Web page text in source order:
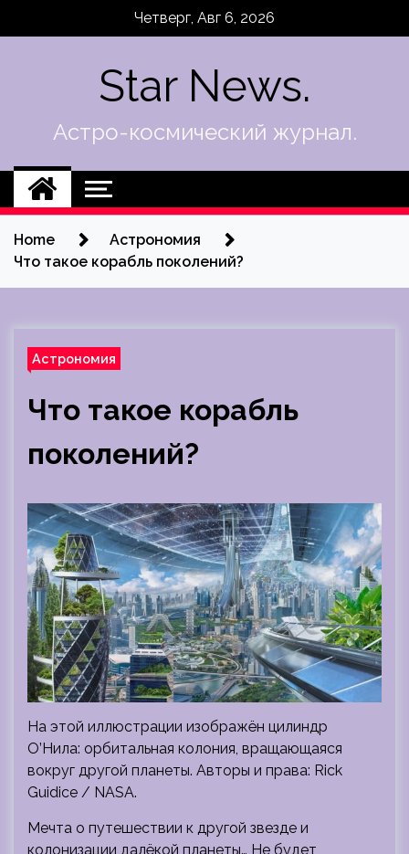
Четверг, Авг 6, 2026
Star News.
Астро-космический журнал.
Home
Астрономия
Что такое корабль поколений?
Астрономия
Что такое корабль
поколений?
На этой иллюстрации изображён цилиндр
О’Нила: орбитальная колония, вращающаяся
вокруг другой планеты. Авторы и права: Rick
Guidice / NASA.
Мечта о путешествии к другой звезде и
колонизации далёкой планеты… Не будет